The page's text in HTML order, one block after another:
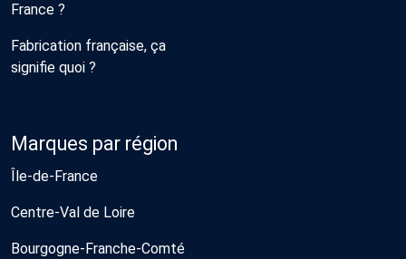
France ?
Fabrication française, ça
signifie quoi ?
Marques par région
Île-de-France
Centre-Val de Loire
Bourgogne-Franche-Comté